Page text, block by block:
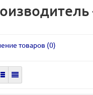
товаров (0)